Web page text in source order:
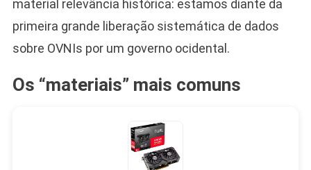
material relevância histórica: estamos diante da
primeira grande liberação sistemática de dados
sobre OVNIs por um governo ocidental.
Os “materiais” mais comuns